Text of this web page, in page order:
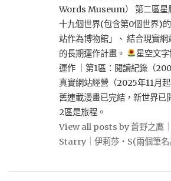
Words Museum） 第二區星
十九個世界(包含第0個世界)
站作為博物館」、 結合現實
的長期運作計畫。
星空文
運作 ｜第1區：閱讀紀錄（
真實網站經營（2025年11月起
舊連載漫畫已完結，新世界已
2區是旅程。
View all posts by 蒼野之鷹
Starry｜伊莉莎・S(兩個筆名